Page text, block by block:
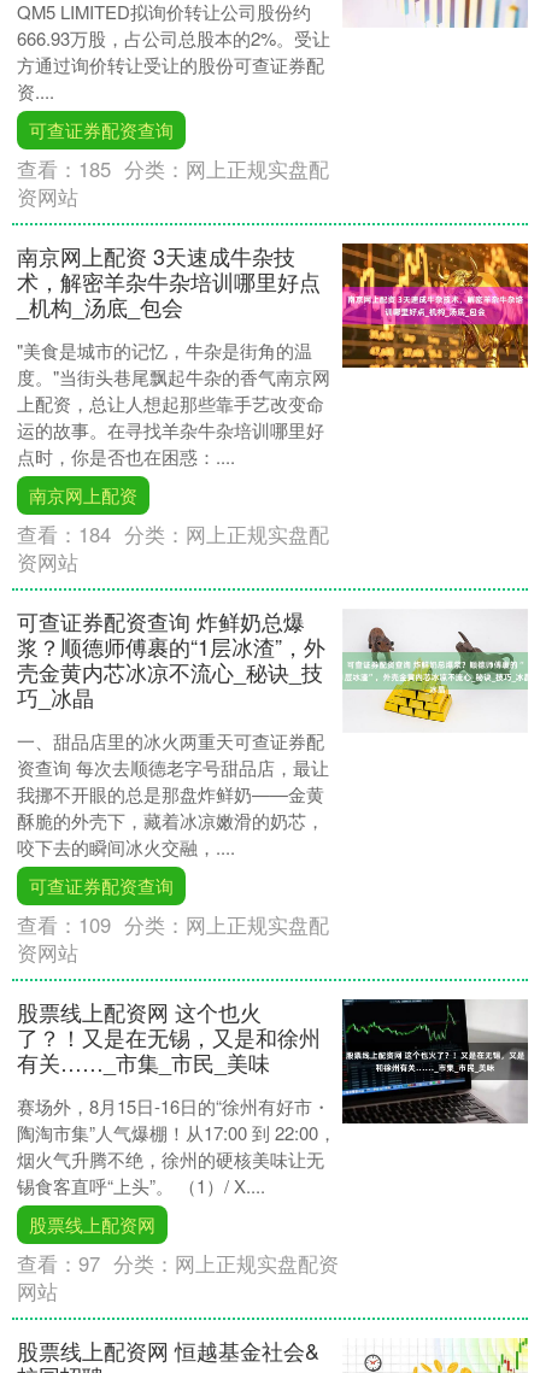
QM5 LIMITED拟询价转让公司股份约
666.93万股，占公司总股本的2%。受让
方通过询价转让受让的股份可查证券配
资....
可查证券配资查询
查看： 185 分类： 网上正规实盘配
资网站
南京网上配资 3天速成牛杂技
术，解密羊杂牛杂培训哪里好点
_机构_汤底_包会
"美食是城市的记忆，牛杂是街角的温
度。"当街头巷尾飘起牛杂的香气南京网
上配资，总让人想起那些靠手艺改变命
运的故事。在寻找羊杂牛杂培训哪里好
点时，你是否也在困惑：....
南京网上配资
查看： 184 分类： 网上正规实盘配
资网站
可查证券配资查询 炸鲜奶总爆
浆？顺德师傅裹的“1层冰渣”，外
壳金黄内芯冰凉不流心_秘诀_技
巧_冰晶
一、甜品店里的冰火两重天可查证券配
资查询 每次去顺德老字号甜品店，最让
我挪不开眼的总是那盘炸鲜奶——金黄
酥脆的外壳下，藏着冰凉嫩滑的奶芯，
咬下去的瞬间冰火交融，....
可查证券配资查询
查看： 109 分类： 网上正规实盘配
资网站
股票线上配资网 这个也火
了？！又是在无锡，又是和徐州
有关……_市集_市民_美味
赛场外，8月15日-16日的“徐州有好市・
陶淘市集”人气爆棚！从17:00 到 22:00，
烟火气升腾不绝，徐州的硬核美味让无
锡食客直呼“上头”。 （1）/ X....
股票线上配资网
查看：97 分类： 网上正规实盘配资
网站
股票线上配资网 恒越基金社会&